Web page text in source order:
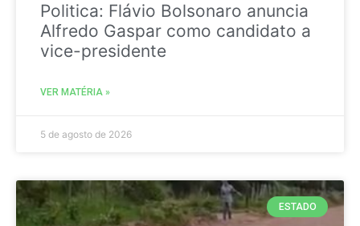
Politica: Flávio Bolsonaro anuncia
Alfredo Gaspar como candidato a
vice-presidente
VER MATÉRIA »
5 de agosto de 2026
ESTADO